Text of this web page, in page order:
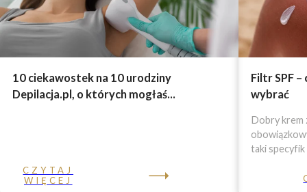
10 ciekawostek na 10 urodziny
Depilacja.pl, o których mogłaś...
CZYTAJ
WIĘCEJ
Filtr SPF
wybrać
Dobry krem
taki specyfik